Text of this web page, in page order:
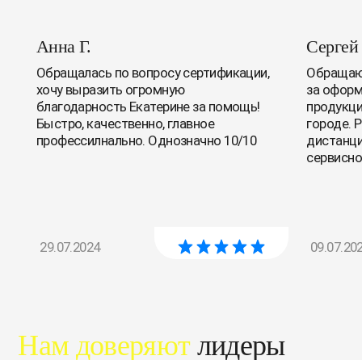
Анна Г.
Обращалась по вопросу сертификации,
хочу выразить огромную
благодарность Екатерине за помощь!
Быстро, качественно, главное
профессилнально. Однозначно 10/10
29.07.2024
за
городе.
Нам доверяютлидеры